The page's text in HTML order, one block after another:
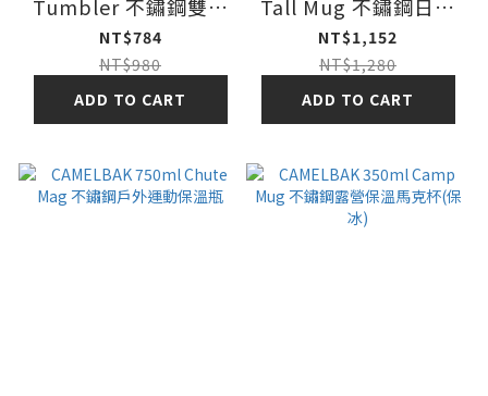
Tumbler 不鏽鋼雙層
真空保溫杯(保冰)
NT$784
NT$980
ADD TO CART
Tall Mug 不鏽鋼日用
保溫馬克杯
NT$1,152
NT$1,280
ADD TO CART